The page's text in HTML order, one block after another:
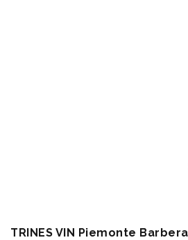
TRINES VIN Piemonte Barbera